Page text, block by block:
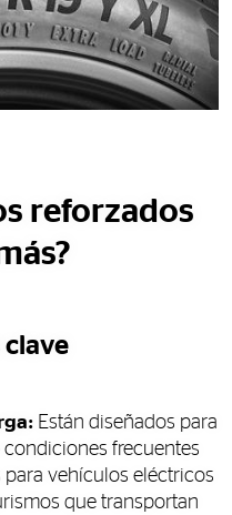
reforzados
clave
Están diseñados para
frecuentes
para vehículos eléctricos
que transportan